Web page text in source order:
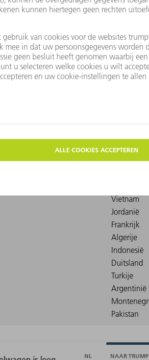
NL NAAR